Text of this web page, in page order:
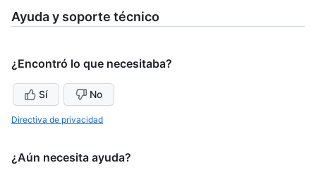
Ayuda y soporte técnico
¿Encontró lo que necesitaba?
Sí No
Directiva de privacidad
¿Aún necesita ayuda?